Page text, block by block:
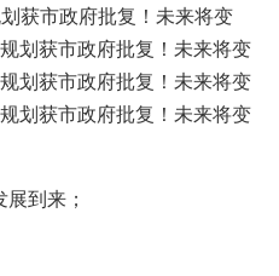
获市政府批复！未来将变
划获市政府批复！未来将变
划获市政府批复！未来将变
划获市政府批复！未来将变
到来；